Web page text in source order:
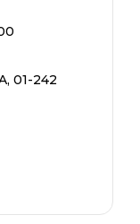
01-242